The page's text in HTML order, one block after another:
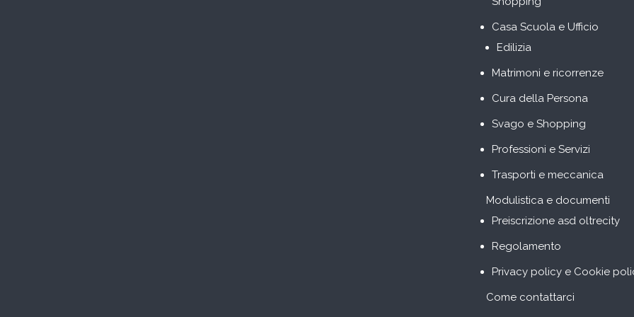
Casa Scuola e Ufficio
Edilizia
Matrimoni e ricorrenze
Cura della Persona
Svago e Shopping
Professioni e Servizi
Trasporti e meccanica
Modulistica e documenti
Preiscrizione asd oltrecity
Regolamento
Privacy policy e Cookie
Come contattarci